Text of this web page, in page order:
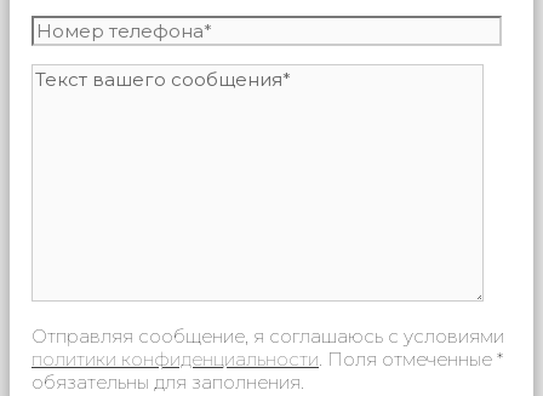
Отправляя сообщение, я соглашаюсь с условиями
политики конфиденциальности. Поля отмеченные *
обязательны для заполнения.